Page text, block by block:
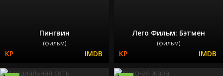
Пингвин
(фильм)
Лего Фильм: Бэтмен
(фильм)